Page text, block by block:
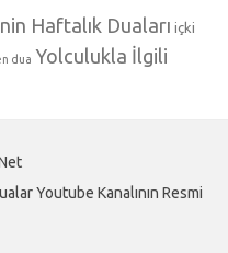
Haftalık Duaları içki
dua Yolculukla İlgili
Youtube Kanalının Resmi